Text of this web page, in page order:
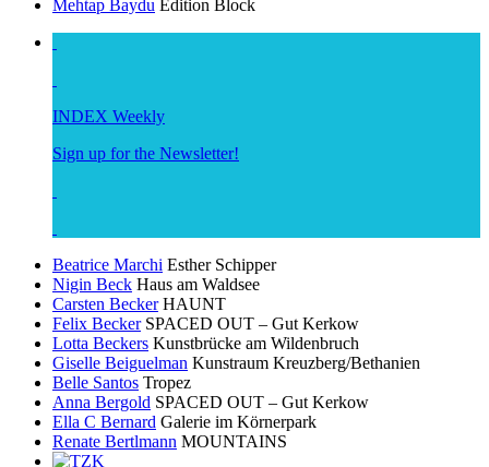
Mehtap Baydu Edition Block
INDEX Weekly
Sign up for the Newsletter!
Beatrice Marchi Esther Schipper
Nigin Beck Haus am Waldsee
Carsten Becker HAUNT
Felix Becker SPACED OUT – Gut Kerkow
Lotta Beckers Kunstbrücke am Wildenbruch
Giselle Beiguelman Kunstraum Kreuzberg/Bethanien
Belle Santos Tropez
Anna Bergold SPACED OUT – Gut Kerkow
Ella C Bernard Galerie im Körnerpark
Renate Bertlmann MOUNTAINS